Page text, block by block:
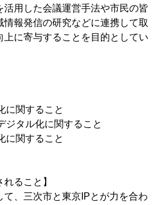
用した会議運営手法や市民の皆
情報発信の研究などに連携して取
に寄与することを目的としてい
に関すること
ジタル化に関すること
に関すること
ること】
て、三次市と東京IPとが力を合わ